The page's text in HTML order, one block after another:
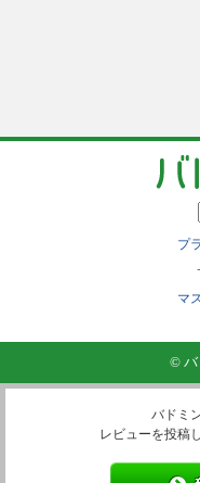
プ
マ
© バ
バドミ
レビューを投稿